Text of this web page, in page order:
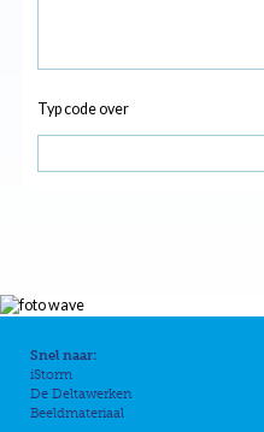
Typ code over
Snel naar:
iStorm
De Deltawerken
Beeldmateriaal